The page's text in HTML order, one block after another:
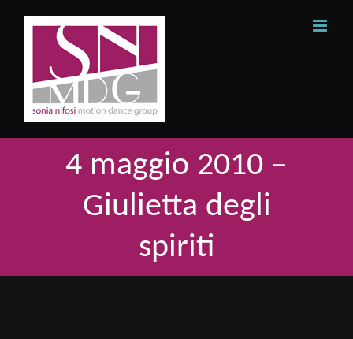
4 maggio 2010 –
Giulietta degli
spiriti